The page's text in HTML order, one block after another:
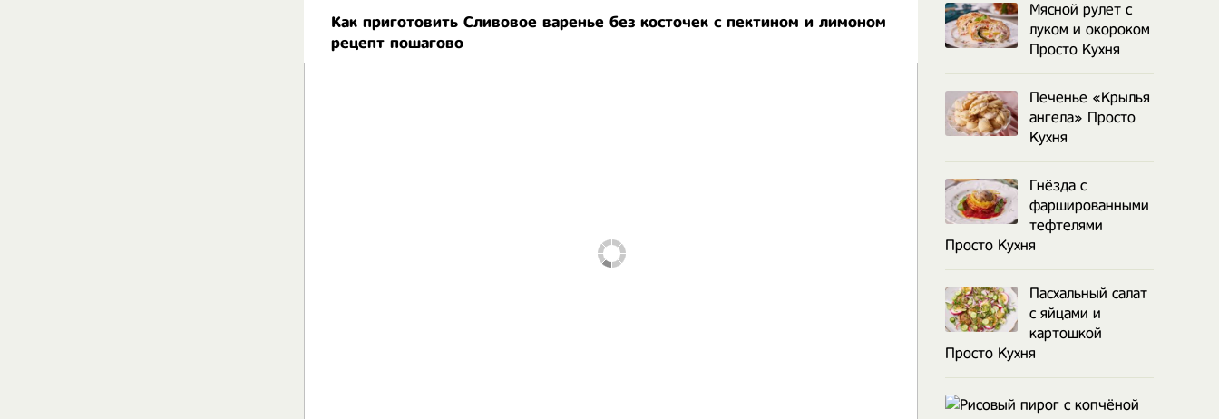
Как приготовить Сливовое варенье без косточек с пектином и лимоном
рецепт пошагово
Мясной рулет с
луком и окороком
Просто Кухня
Печенье «Крылья
ангела» Просто
Кухня
Гнёзда с
фаршированными
тефтелями
Просто Кухня
Пасхальный салат
с яйцами и
картошкой
Просто Кухня